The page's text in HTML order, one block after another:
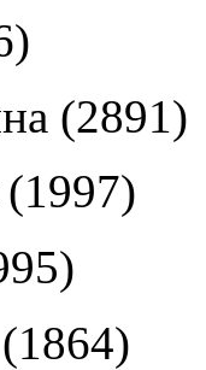
(2891)